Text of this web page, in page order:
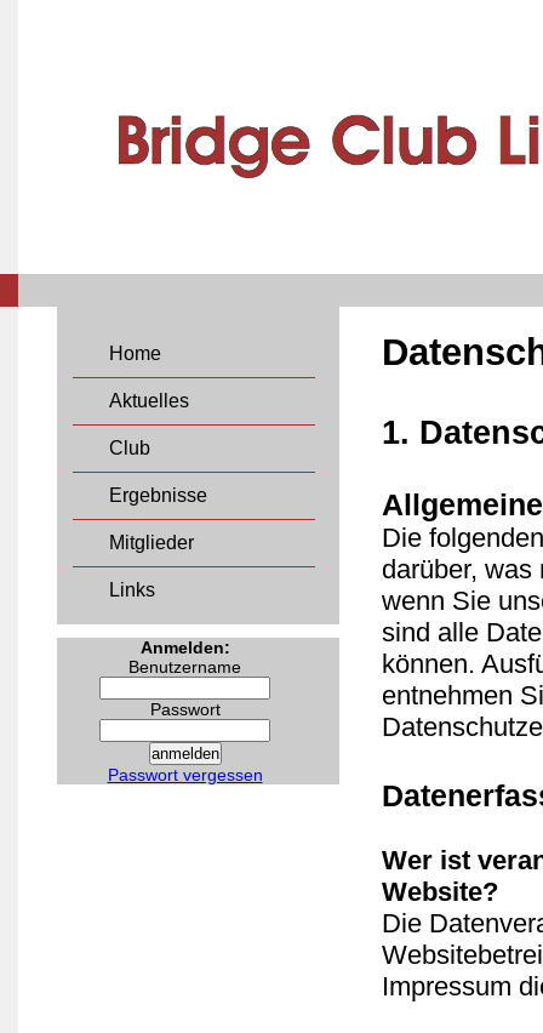
Home
Aktuelles
Club
Ergebnisse
Mitglieder
Links
Anmelden:
Benutzername
Passwort
Passwort vergessen
1.
Die
darüber, was
wenn Sie
sind alle
können.
entnehmen
Wer ist
Website?
Die
Impressum